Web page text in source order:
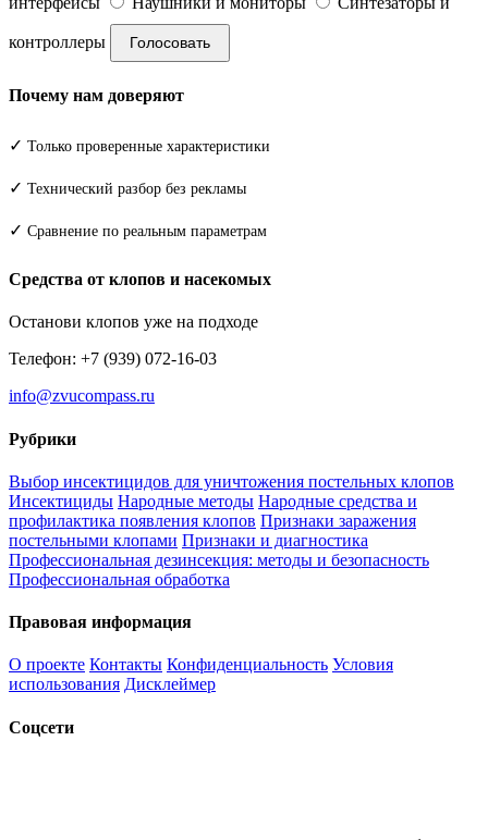
контроллеры Голосовать
Почему нам доверяют
✓ Только проверенные характеристики
✓ Технический разбор без рекламы
✓ Сравнение по реальным параметрам
Средства от клопов и насекомых
Останови клопов уже на подходе
Телефон: +7 (939) 072-16-03
info@zvucompass.ru
Рубрики
Выбор инсектицидов для уничтожения постельных клопов
Инсектициды Народные методы Народные средства и
профилактика появления клопов Признаки заражения
постельными клопами Признаки и диагностика
Профессиональная дезинсекция: методы и безопасность
Профессиональная обработка
Правовая информация
О проекте Контакты Конфиденциальность Условия
использования Дисклеймер
Соцсети